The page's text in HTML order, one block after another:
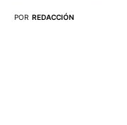
POR REDACCIÓN